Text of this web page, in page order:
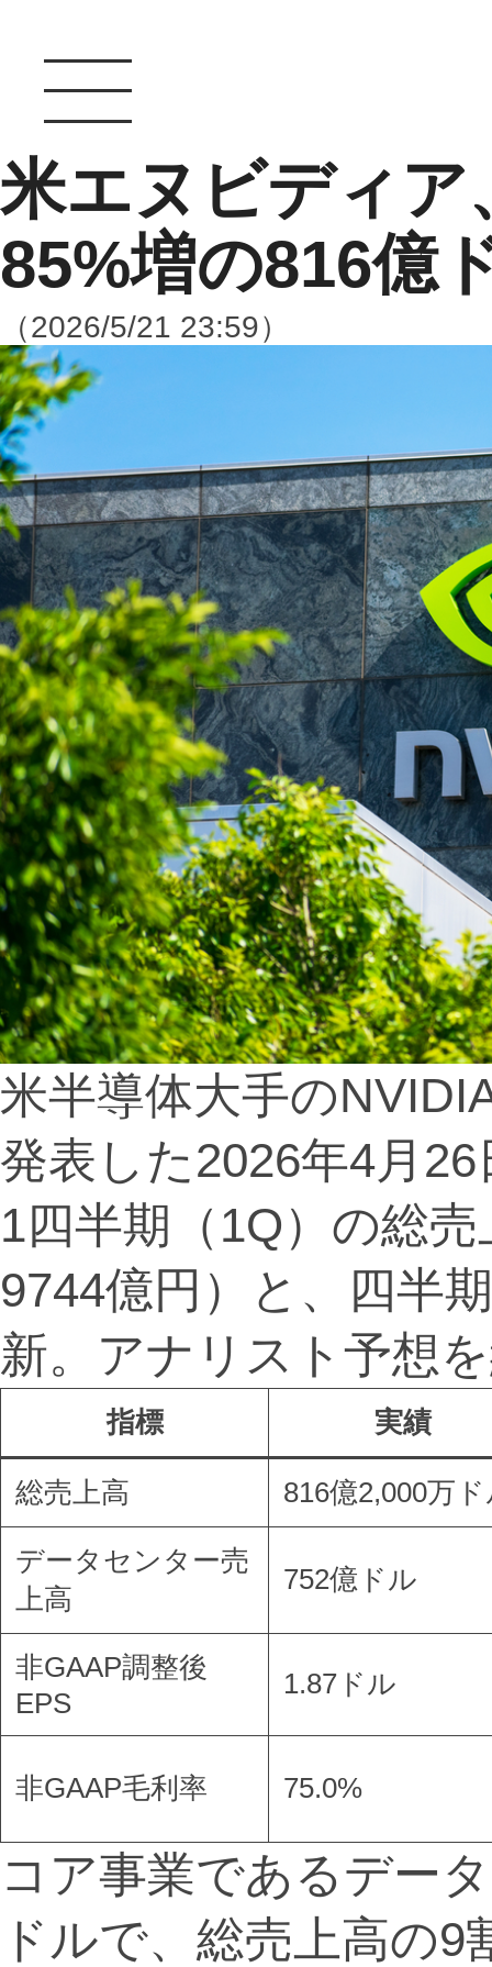
米エヌビディア
85%増の816億
（2026/5/21 23:59）
米半導体大手の
発表した2026年4月
1四半期（1Q）の総
9744億円）と、四半
新。アナリスト予想
指標 実績
総売上高 816億2,000万
データセンター売
上高
752億ドル
非GAAP調整後
EPS
1.87ドル
非GAAP毛利率 75.0%
コア事業であるデー
ドルで、総売上高の